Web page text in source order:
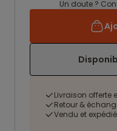
Un doute ?
Livraison
Retour &
Vendu et